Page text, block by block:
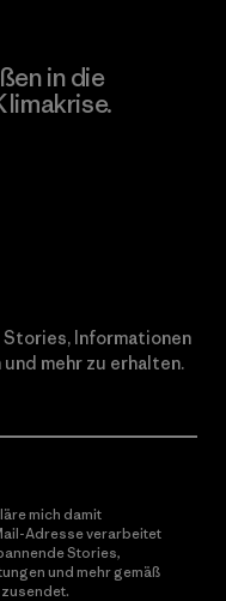
in die
Informationen
mehr zu erhalten.
mich damit
Adresse verarbeitet
Stories,
und mehr gemäß